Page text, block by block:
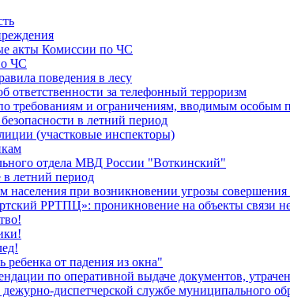
акты Комиссии по ЧС
ЧС
поведения в лесу
ответственности за телефонный терроризм
требованиям и ограничениям, вводимым
в летний период
(участковые инспекторы)
отдела МВД России "Воткинский"
в летний период
населения при возникновении угрозы совершения
РРТПЦ»: проникновение на объекты связи
ребенка от падения из окна"
по оперативной выдаче документов,
диспетчерской службе муниципального